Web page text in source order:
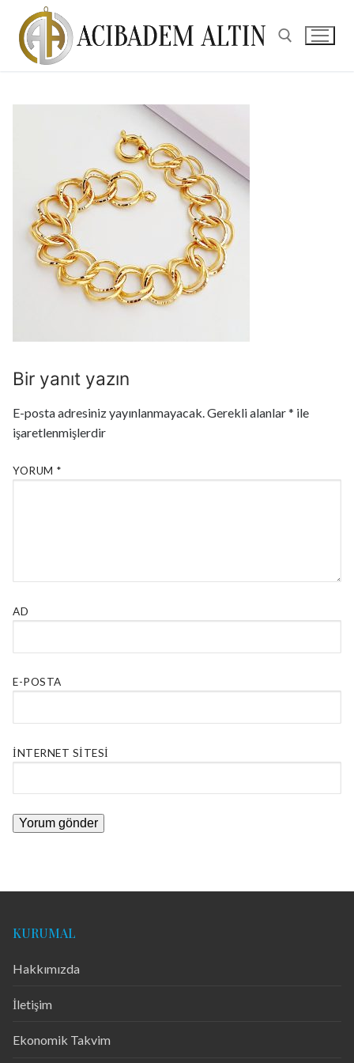
Bir yanıt yazın
E-posta adresiniz yayınlanmayacak. Gerekli alanlar* ile
işaretlenmişlerdir
YORUM *
AD
E-POSTA
İNTERNET SITESI
KURUMAL
Hakkımızda
İletişim
Ekonomik Takvim